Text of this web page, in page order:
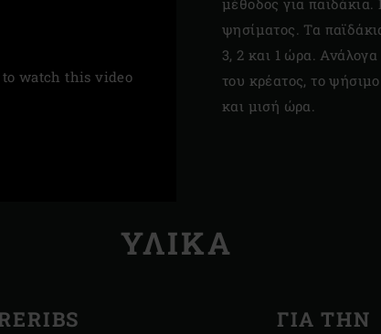
to watch this video
μέθοδος για παϊδάκια.
ψησίματος. Τα
3, 2 και 1 ώρα.
του κρέατος, το
και μισή ώρα.
ΥΛΙΚΆ
ΓΙΑ ΤΗΝ